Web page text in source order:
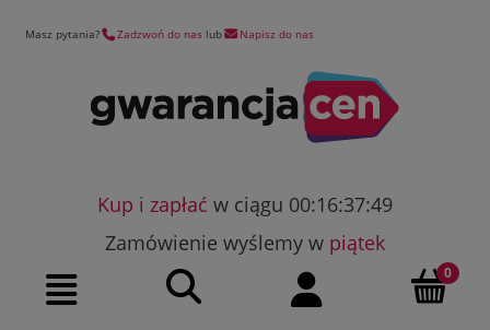
Masz pytania? Zadzwoń do nas lub Napisz do nas
Kup i zapłać w ciągu 00:16:37:49
Zamówienie wyślemy w piątek